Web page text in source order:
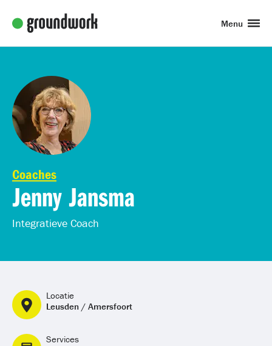
Menu
Coaches
Jenny Jansma
Integratieve Coach
Locatie
Leusden / Amersfoort
Services